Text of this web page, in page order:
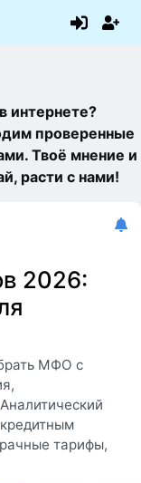
интернете?
проверенные
Твоё мнение и
расти с нами!
2026:
МФО с
тарифы,